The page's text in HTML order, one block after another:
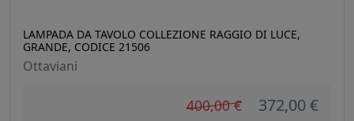
LAMPADA DA TAVOLO COLLEZIONE RAGGIO DI LUCE,
GRANDE, CODICE 21506
Ottaviani
400,00 € 372,00 €